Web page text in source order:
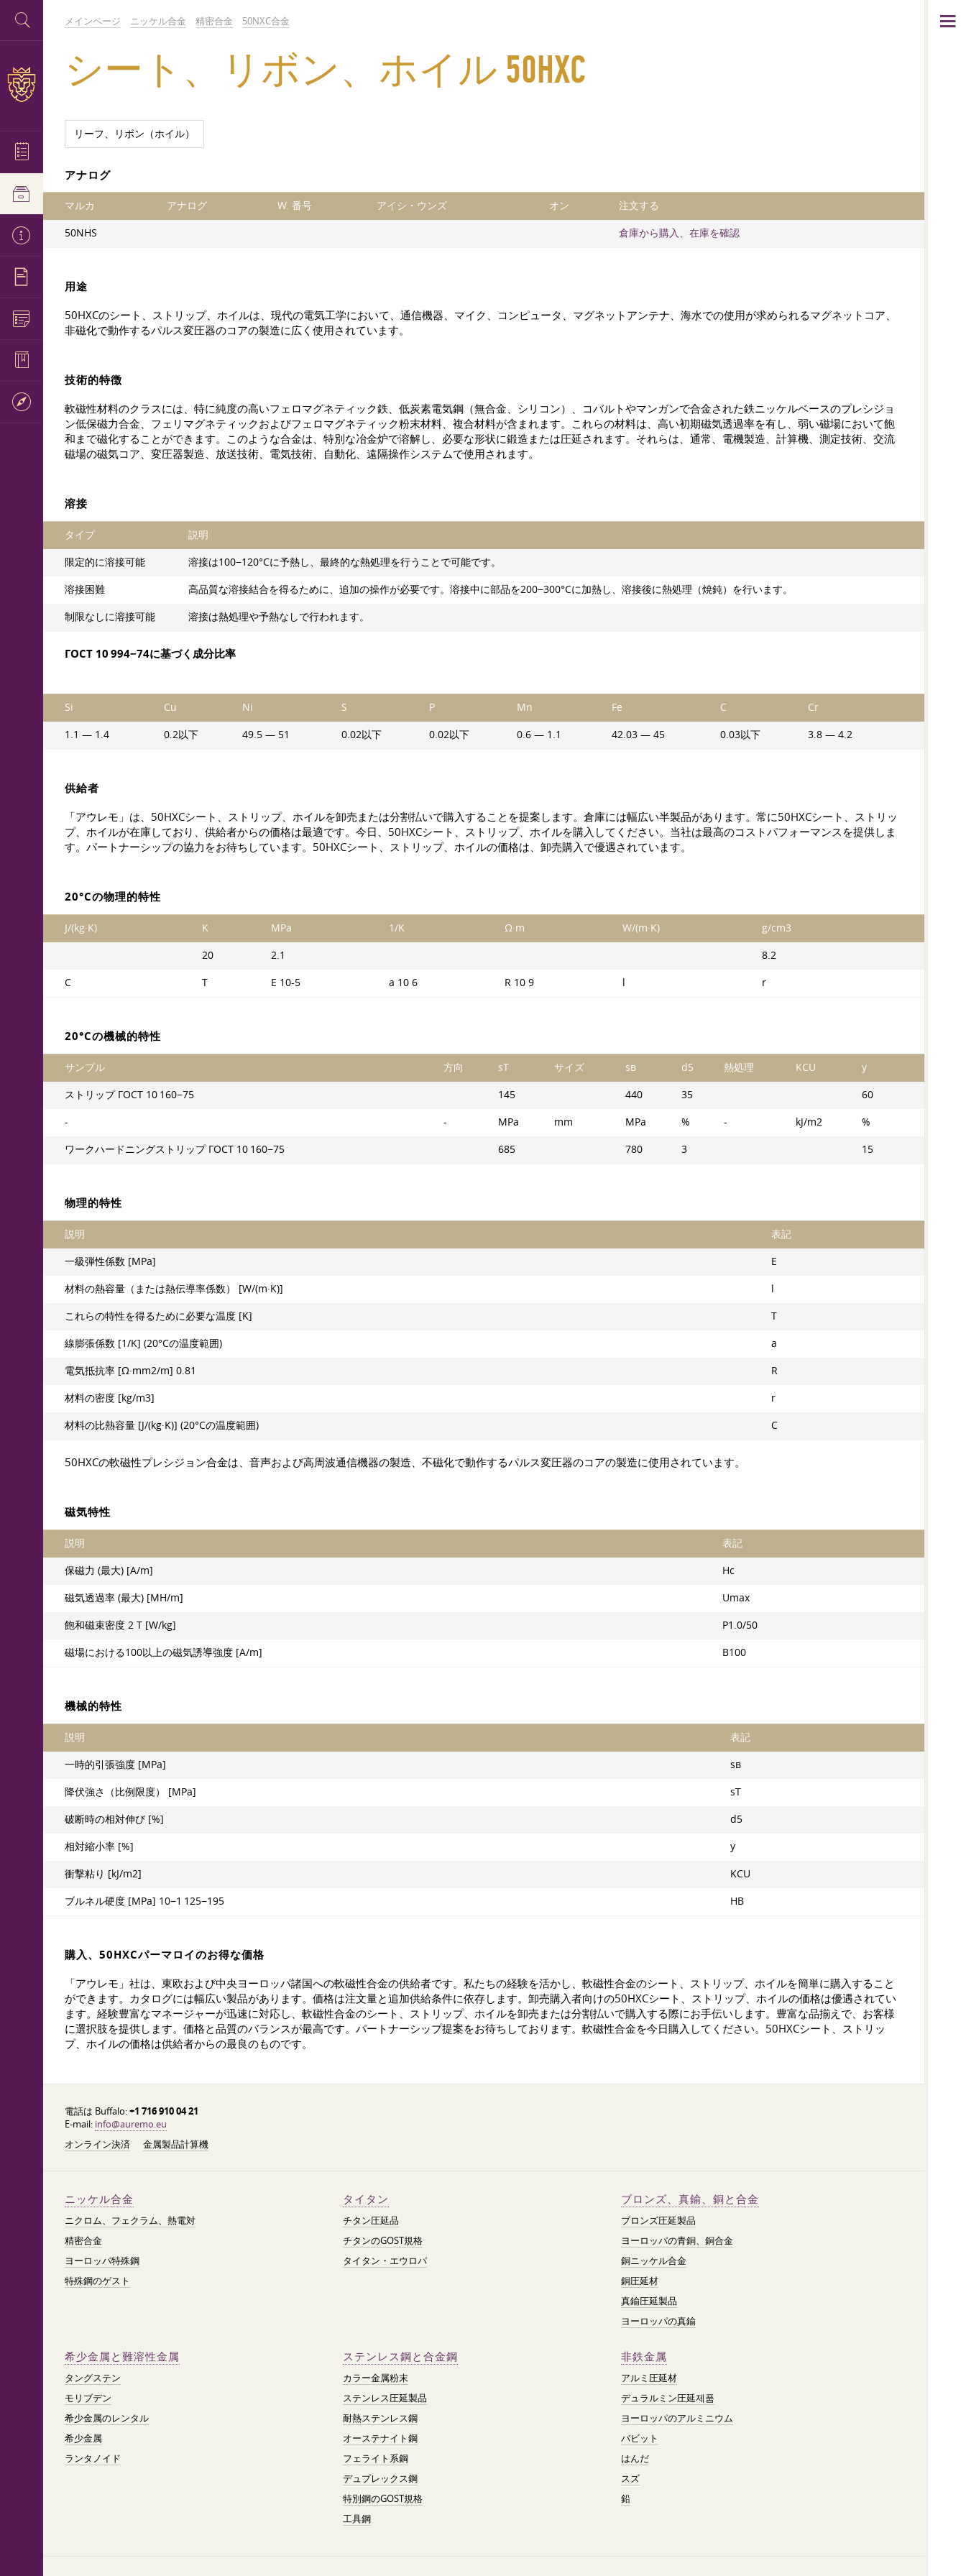
メインページ ニッケル合金 精密合金 50NХС合金
シート、リボン、ホイル 50НХС
リーフ、リボン（ホイル）
アナログ
マルカ アナログ W. 番号 アイシ・ウンズ オン 注文する
50NHS 倉庫から購入、在庫を確認
用途
50НХСのシート、ストリップ、ホイルは、現代の電気工学において、通信機器、マイク、コンピュータ、マグネットアンテナ、海水での使用が求められるマグネットコア、
非磁化で動作するパルス変圧器のコアの製造に広く使用されています。
技術的特徴
軟磁性材料のクラスには、特に純度の高いフェロマグネティック鉄、低炭素電気鋼（無合金、シリコン）、コバルトやマンガンで合金された鉄ニッケルベースのプレシジョ
ン低保磁力合金、フェリマグネティックおよびフェロマグネティック粉末材料、複合材料が含まれます。これらの材料は、高い初期磁気透過率を有し、弱い磁場において飽
和まで磁化することができます。このような合金は、特別な冶金炉で溶解し、必要な形状に鍛造または圧延されます。それらは、通常、電機製造、計算機、測定技術、交流
磁場の磁気コア、変圧器製造、放送技術、電気技術、自動化、遠隔操作システムで使用されます。
溶接
タイプ 説明
限定的に溶接可能 溶接は100−120°Cに予熱し、最終的な熱処理を行うことで可能です。
溶接困難 高品質な溶接結合を得るために、追加の操作が必要です。溶接中に部品を200−300°Cに加熱し、溶接後に熱処理（焼鈍）を行います。
制限なしに溶接可能 溶接は熱処理や予熱なしで行われます。
ГОСТ 10 994−74に基づく成分比率
Si Cu Ni S P Mn Fe C Cr
1.1 — 1.4 0.2以下 49.5 — 51 0.02以下 0.02以下 0.6 — 1.1 42.03 — 45 0.03以下 3.8 — 4.2
供給者
「アウレモ」は、50НХСシート、ストリップ、ホイルを卸売または分割払いで購入することを提案します。倉庫には幅広い半製品があります。常に50НХСシート、ストリッ
プ、ホイルが在庫しており、供給者からの価格は最適です。今日、50НХСシート、ストリップ、ホイルを購入してください。当社は最高のコストパフォーマンスを提供しま
す。パートナーシップの協力をお待ちしています。50НХСシート、ストリップ、ホイルの価格は、卸売購入で優遇されています。
20°Cの物理的特性
J/(kg·K) K MPa 1/K Ω·m W/(m·K) g/cm3
20 2.1 8.2
C T E 10-5 a 10 6 R 10 9 l r
20°Cの機械的特性
サンプル 方向 sT サイズ sв d5 熱処理 KCU y
ストリップ ГОСТ 10 160−75 145 440 35 60
- - MPa mm MPa % - kJ/m2 %
ワークハードニングストリップ ГОСТ 10 160−75 685 780 3 15
物理的特性
説明 表記
一級弾性係数 [MPa] E
材料の熱容量（または熱伝導率係数） [W/(m·K)] l
これらの特性を得るために必要な温度 [K] T
線膨張係数 [1/K] (20°Cの温度範囲) a
電気抵抗率 [Ω·mm2/m] 0.81 R
材料の密度 [kg/m3] r
材料の比熱容量 [J/(kg·K)] (20°Cの温度範囲) C
50НХСの軟磁性プレシジョン合金は、音声および高周波通信機器の製造、不磁化で動作するパルス変圧器のコアの製造に使用されています。
磁気特性
説明 表記
保磁力 (最大) [A/m] Hc
磁気透過率 (最大) [MH/m] Umax
飽和磁束密度 2 T [W/kg] P1.0/50
磁場における100以上の磁気誘導強度 [A/m] B100
機械的特性
説明 表記
一時的引張強度 [MPa] sв
降伏強さ（比例限度） [MPa] sT
破断時の相対伸び [%] d5
相対縮小率 [%] y
衝撃粘り [kJ/m2] KCU
ブルネル硬度 [MPa] 10−1 125−195 HB
購入、50НХСパーマロイのお得な価格
「アウレモ」社は、東欧および中央ヨーロッパ諸国への軟磁性合金の供給者です。私たちの経験を活かし、軟磁性合金のシート、ストリップ、ホイルを簡単に購入すること
ができます。カタログには幅広い製品があります。価格は注文量と追加供給条件に依存します。卸売購入者向けの50НХСシート、ストリップ、ホイルの価格は優遇されてい
ます。経験豊富なマネージャーが迅速に対応し、軟磁性合金のシート、ストリップ、ホイルを卸売または分割払いで購入する際にお手伝いします。豊富な品揃えで、お客様
に選択肢を提供します。価格と品質のバランスが最高です。パートナーシップ提案をお待ちしております。軟磁性合金を今日購入してください。50НХСシート、ストリッ
プ、ホイルの価格は供給者からの最良のものです。
電話は Buffalo:+1 716 910 04 21
E-mail: info@auremo.eu
オンライン決済
金属製品計算機
ニッケル合金
ニクロム、フェクラム、熱電対
精密合金
ヨーロッパ特殊鋼
特殊鋼のゲスト
タイタン
チタン圧延品
チタンのGOST規格
タイタン・エウロパ
ブロンズ、真鍮、銅と合金
ブロンズ圧延製品
ヨーロッパの青銅、銅合金
銅ニッケル合金
銅圧延材
真鍮圧延製品
ヨーロッパの真鍮
希少金属と難溶性金属
タングステン
モリブデン
希少金属のレンタル
希少金属
ランタノイド
ステンレス鋼と合金鋼
カラー金属粉末
ステンレス圧延製品
耐熱ステンレス鋼
オーステナイト鋼
フェライト系鋼
デュプレックス鋼
特別鋼のGOST規格
工具鋼
非鉄金属
アルミ圧延材
デュラルミン圧延제품
ヨーロッパのアルミニウム
バビット
はんだ
スズ
鉛